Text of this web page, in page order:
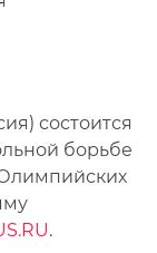
состоится
борьбе
.